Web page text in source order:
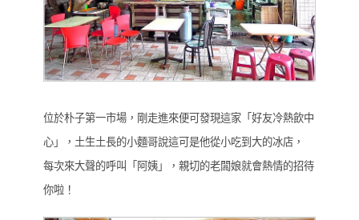
位於朴子第一市場，剛走進來便可發現這家「好友冷熱飲中
心」，土生土長的小麵哥說這可是他從小吃到大的冰店，
每次來大聲的呼叫「阿姨」，親切的老闆娘就會熱情的招待
你啦！